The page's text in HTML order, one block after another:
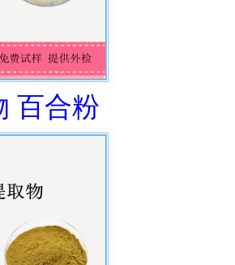
百合粉